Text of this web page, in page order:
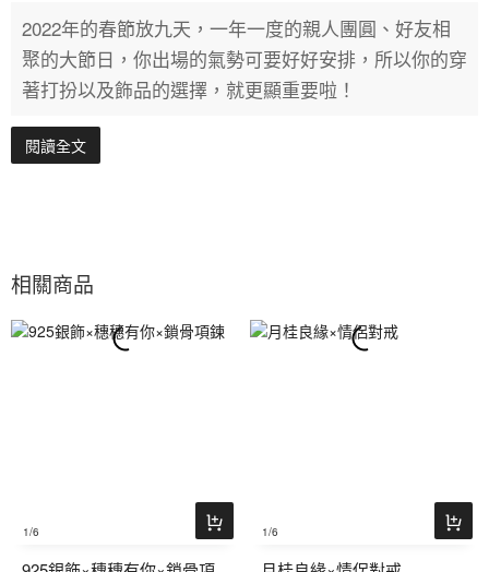
2022年的春節放九天，一年一度的親人團圓、好友相
聚的大節日，你出場的氣勢可要好好安排，所以你的穿
著打扮以及飾品的選擇，就更顯重要啦！
閱讀全文
相關商品
1/6 1/6